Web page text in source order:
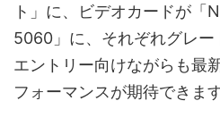
ト」に、ビデオカードが「
5060」に、それぞれグレー
エントリー向けながらも最
フォーマンスが期待できます